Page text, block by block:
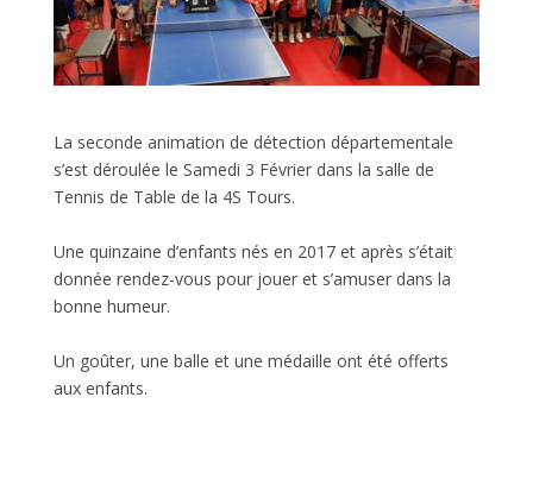
La seconde animation de détection départementale
s’est déroulée le Samedi 3 Février dans la salle de
Tennis de Table de la 4S Tours.
Une quinzaine d’enfants nés en 2017 et après s’était
donnée rendez-vous pour jouer et s’amuser dans la
bonne humeur.
Un goûter, une balle et une médaille ont été offerts
aux enfants.